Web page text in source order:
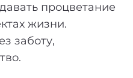
процветание
жизни.
заботу,